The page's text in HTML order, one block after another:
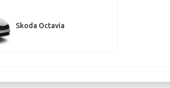
Skoda Octavia